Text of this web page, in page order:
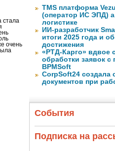
стала
очень
TMS платформа
(оператор ИС ЭПД)
логистике
ИИ-разработчик
итоги 2025 года и
достижения
«РТД-Карго» вдвое
обработки заявок
BPMSoft
CorpSoft24 создала
документов при
События
Подписка на